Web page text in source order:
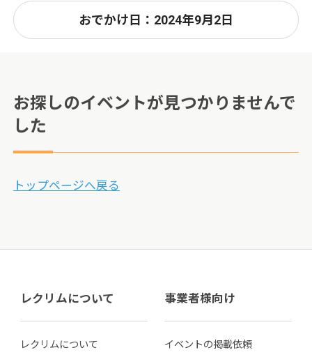
おでかけ日：2024年9月2日
お探しのイベントが見つかりませんで
した
トップページへ戻る
レクリムについて
レクリムについて
事業者様向け
イベントの掲載依頼